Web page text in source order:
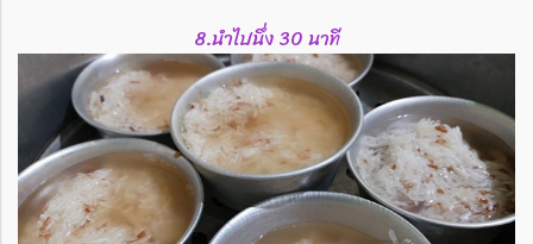
8.นำไปนึ่ง​ 30​ นาที